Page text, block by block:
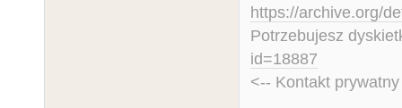
https://archive.org/
Potrzebujesz
id=18887
<-- Kontakt